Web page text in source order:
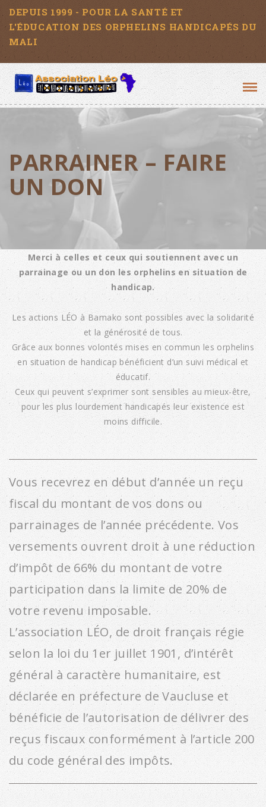
DEPUIS 1999 - POUR LA SANTÉ ET
L'ÉDUCATION DES ORPHELINS HANDICAPÉS DU
MALI
PARRAINER – FAIRE
UN DON
Merci à celles et ceux qui soutiennent avec un
parrainage ou un don les orphelins en situation de
handicap.
Les actions LÉO à Bamako sont possibles avec la solidarité
et la générosité de tous.
Grâce aux bonnes volontés mises en commun les orphelins
en situation de handicap bénéficient d’un suivi médical et
éducatif.
Ceux qui peuvent s’exprimer sont sensibles au mieux-être,
pour les plus lourdement handicapés leur existence est
moins difficile.
Vous recevrez en début d’année un reçu
fiscal du montant de vos dons ou
parrainages de l’année précédente. Vos
versements ouvrent droit à une réduction
d’impôt de 66% du montant de votre
participation dans la limite de 20% de
votre revenu imposable.
L’association LÉO, de droit français régie
selon la loi du 1er juillet 1901, d’intérêt
général à caractère humanitaire, est
déclarée en préfecture de Vaucluse et
bénéficie de l’autorisation de délivrer des
reçus fiscaux conformément à l’article 200
du code général des impôts.